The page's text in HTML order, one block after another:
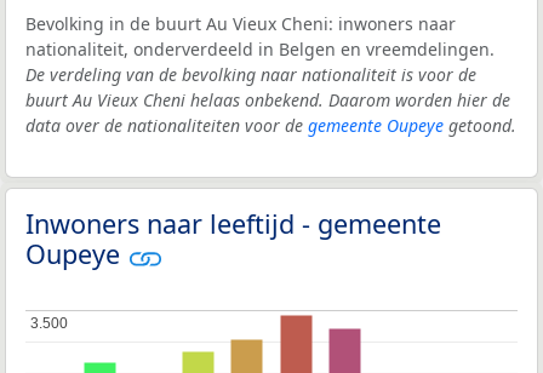
Bevolking in de buurt Au Vieux Cheni: inwoners naar
nationaliteit, onderverdeeld in Belgen en vreemdelingen.
De verdeling van de bevolking naar nationaliteit is voor de
buurt Au Vieux Cheni helaas onbekend. Daarom worden hier de
data over de nationaliteiten voor de gemeente Oupeye getoond.
Inwoners naar leeftijd - gemeente
Oupeye
3.500
3.500